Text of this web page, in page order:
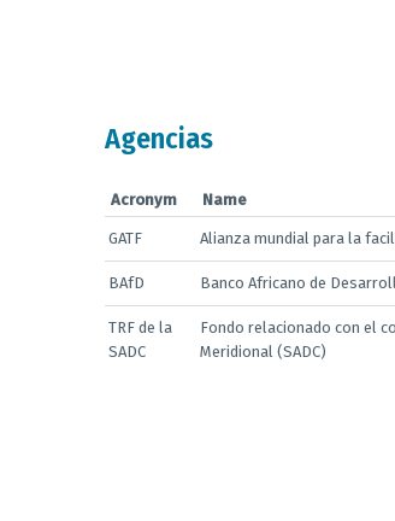
Agencias
Acronym Name
GATF Alianza mundial para la
BAfD Banco Africano de
TRF de la
SADC
Fondo relacionado con el
Meridional (SADC)